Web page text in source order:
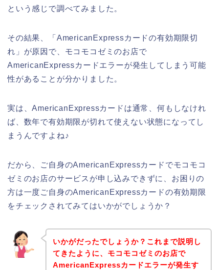
という感じで調べてみました。
その結果、「AmericanExpressカードの有効期限切
れ」が原因で、モコモコゼミのお店で
AmericanExpressカードエラーが発生してしまう可能
性があることが分かりました。
実は、AmericanExpressカードは通常、何もしなけれ
ば、数年で有効期限が切れて使えない状態になってし
まうんですよね♪
だから、ご自身のAmericanExpressカードでモコモコ
ゼミのお店のサービスが申し込みできずに、お困りの
方は一度ご自身のAmericanExpressカードの有効期限
をチェックされてみてはいかがでしょうか？
いかがだったでしょうか？これまで説明し
てきたように、モコモコゼミのお店で
AmericanExpressカードエラーが発生す